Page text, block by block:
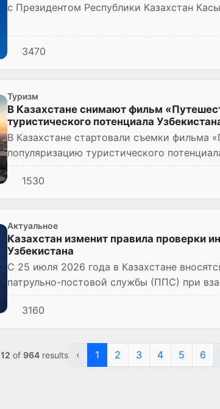
с Президентом Республики Казахстан
3470
Туризм
В Казахстане снимают фильм
туристического потенциала
В Казахстане стартовали съемки фильма
популяризацию туристического
1530
Актуальное
Казахстан изменит правила проверки
Узбекистана
С 25 июля 2026 года в Казахстане
патрульно-постовой службы (ППС) при
также порядок их дейст...
3160
12 of 964results ‹ 1 2 3 4 5 6